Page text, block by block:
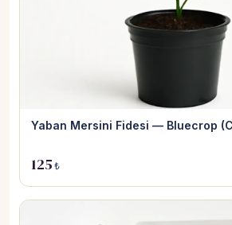
Yaban Mersini Fidesi — Bluecrop
125 ₺